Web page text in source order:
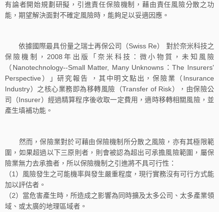
有論者開始規劃研擬，引進責任保險機制，藉由責任風險分散之功
能，期望解決面對不確定風險時，能夠足以妥適因應。
依據國際最具份量之瑞士再保公司（Swiss Re） 對於奈米科技之
保險機制，2008年出版「奈米科技：微小物質，未知風險
（Nanotechnology--Small Matter, Many Unknowns：The Insurers'
Perspective）」研究報告 ，其中明文點出，保險業（Insurance
Industry）之核心業務即為移轉風險（Transfer of Risk），由保險公
司（Insurer）經過精算程序後收取一定費用，適時移轉相關風險，並
產生填補功能。
然而，保險業對於可藉由保險機制所分散之風險，亦有其極限範
圍，如果超過以下三原則者，則會被認為超出可承擔風險範圍，屬保
險業無力去承擔者，所以保險機制之引進將不具可行性：
（1）風險發生之可能機率與發生嚴重程度，現行實務沒有可行方式能
加以評估者。
（2）當危害產生時，所造成之影響為同時擴及太多公司、太多產業領
域、或太廣的地理區域者。